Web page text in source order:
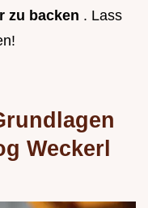
zu backen . Lass
Weckerl